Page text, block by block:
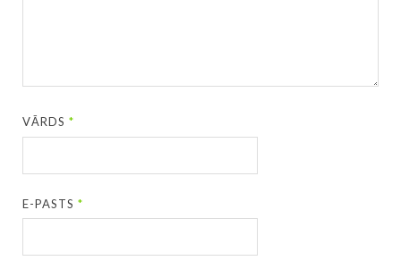
VĀRDS*
E-PASTS*